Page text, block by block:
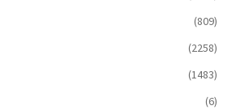
(809)
(2258)
(1483)
(6)